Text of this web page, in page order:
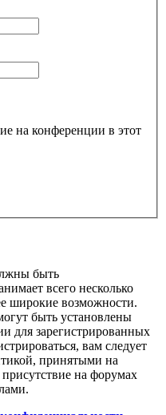
на конференции в этот
быть
всего несколько
широкие возможности.
быть установлены
для зарегистрированных
вам следует
принятыми на
на форумах